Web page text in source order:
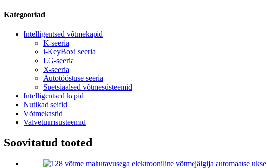
Kategooriad
Intelligentsed võtmekapid
K-seeria
i-KeyBoxi seeria
LG-seeria
X-seeria
Autotööstuse seeria
Spetsiaalsed võtmesüsteemid
Intelligentsed kapid
Nutikad seifid
Võtmekastid
Valvetuurisüsteemid
Soovitatud tooted